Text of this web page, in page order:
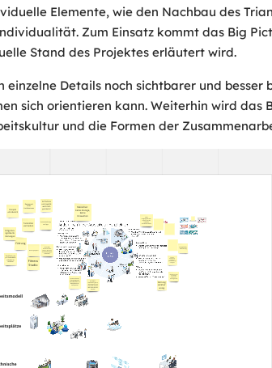
Elemente, wie den Nachbau des
Zum Einsatz kommt das Big
Stand des Projektes erläutert wird.
Details noch sichtbarer und besser
sich orientieren kann. Weiterhin wird das
und die Formen der